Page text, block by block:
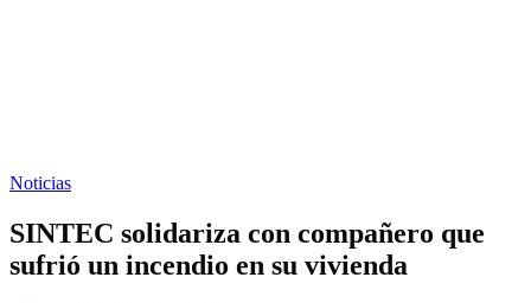
Noticias
SINTEC solidariza con compañero que
sufrió un incendio en su vivienda